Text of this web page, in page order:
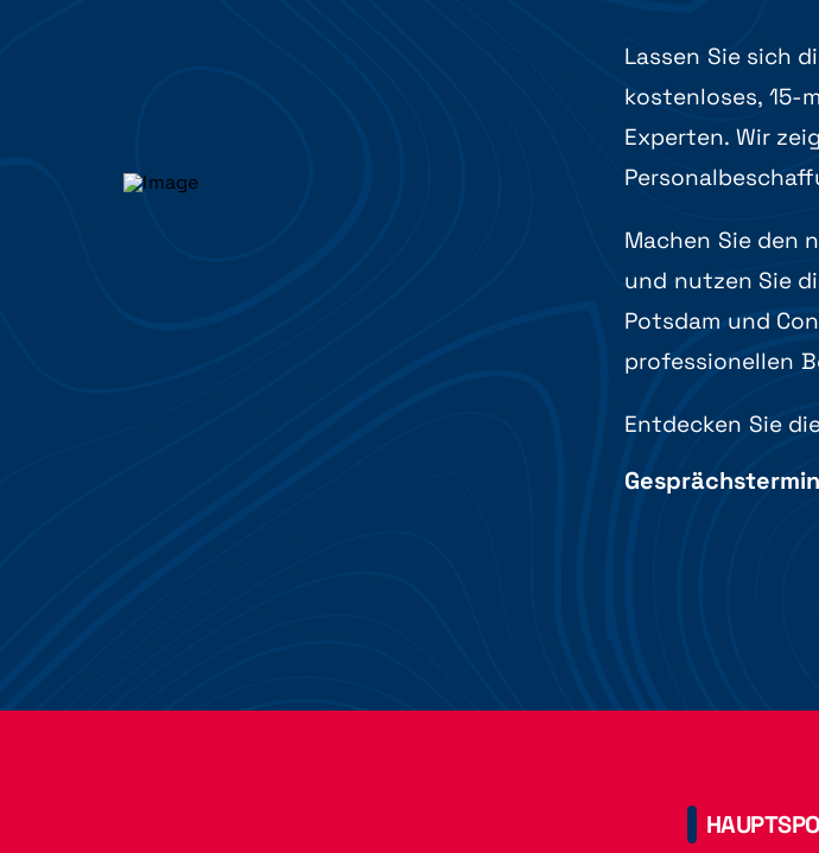
Lassen Sie sich
kostenloses, 15-
Experten. Wir
Machen Sie den
und nutzen Sie
Potsdam und
professionellen
Entdecken Sie